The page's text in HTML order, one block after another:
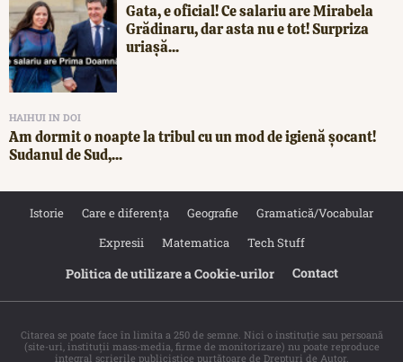
Gata, e oficial! Ce salariu are Mirabela
Grădinaru, dar asta nu e tot! Surpriza
uriașă...
HAIHUI IN DOI
Am dormit o noapte la tribul cu un mod de igienă șocant!
Sudanul de Sud,...
Istorie Care e diferența Geografie
Gramatică/Vocabular
Expresii
Matematica Tech Stuff
Politica de utilizare a Cookie‐urilor Contact
Citarea se poate face în limita a 250 de semne. Nici o instituţie sau persoană
(site-uri, instituţii mass-media, firme de monitorizare) nu poate reproduce
integral scrierile publicistice purtătoare de Drepturi de Autor.